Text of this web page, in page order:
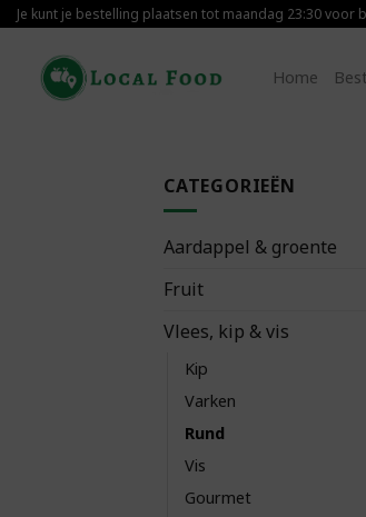
Skip
content
Je kunt je bestelling plaatsen tot maandag 23:30
Home
CATEGORIEËN
Aardappel & groente
Fruit
Vlees, kip & vis
Kip
Varken
Rund
Vis
Gourmet